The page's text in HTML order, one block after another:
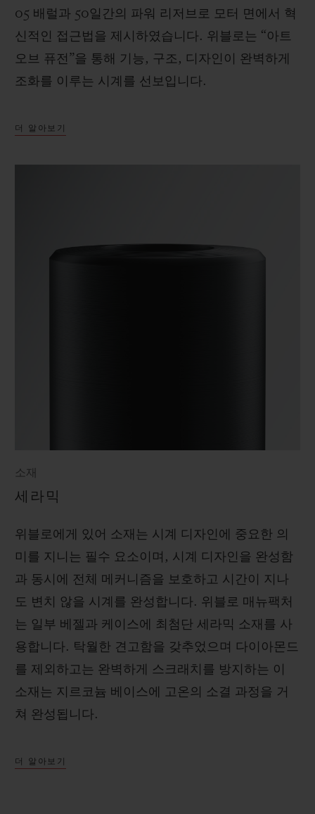
05 배럴과 50일간의 파워 리저브로 모터 면에서 혁
신적인 접근법을 제시하였습니다. 위블로는 “아트
오브 퓨전”을 통해 기능, 구조, 디자인이 완벽하게
조화를 이루는 시계를 선보입니다.
더 알아보기
소재
세라믹
위블로에게 있어 소재는 시계 디자인에 중요한 의
미를 지니는 필수 요소이며, 시계 디자인을 완성함
과 동시에 전체 메커니즘을 보호하고 시간이 지나
도 변치 않을 시계를 완성합니다. 위블로 매뉴팩처
는 일부 베젤과 케이스에 최첨단 세라믹 소재를 사
용합니다. 탁월한 견고함을 갖추었으며 다이아몬드
를 제외하고는 완벽하게 스크래치를 방지하는 이
소재는 지르코늄 베이스에 고온의 소결 과정을 거
쳐 완성됩니다.
더 알아보기